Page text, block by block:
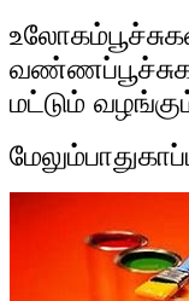
உலோகம்
மட்டும்
மேலும்